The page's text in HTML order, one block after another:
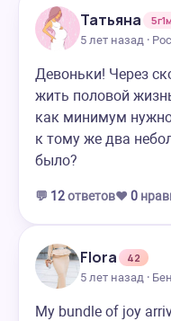
Татьяна
5г1м
5 лет назад ·
Девоньки! Через
жить половой
как минимум нужно
к тому же два
было?
💬 12ответов❤️ 0
Flora
42
5 лет назад ·
My bundle of joy